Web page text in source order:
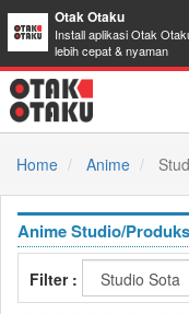
Otak Otaku
Install aplikasi Otak
lebih cepat & nyaman
Home
Anime
Anime Studio/
Filter :